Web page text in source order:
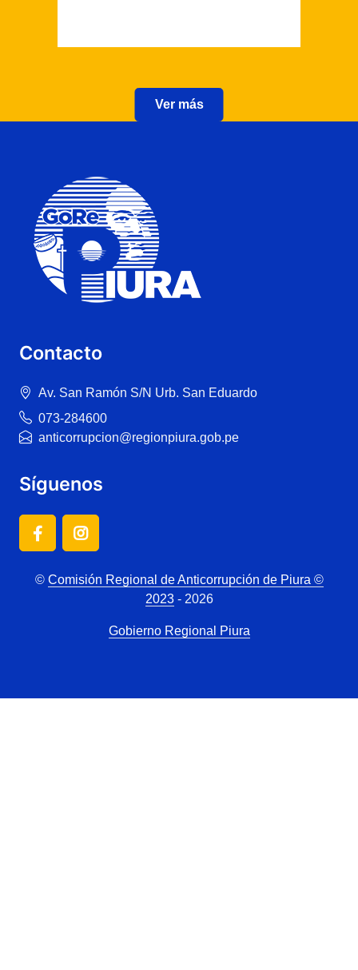
Ver más
Contacto
Av. San Ramón S/N Urb. San Eduardo
073-284600
anticorrupcion@regionpiura.gob.pe
Síguenos
© Comisión Regional de Anticorrupción de Piura ©
2023- 2026
Gobierno Regional Piura